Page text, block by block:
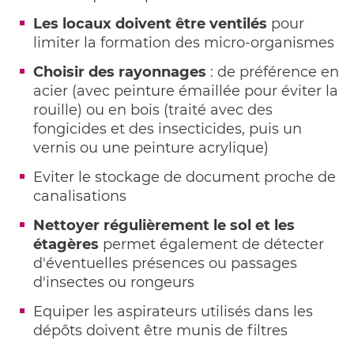
Les locaux doivent être ventilés pour
limiter la formation des micro-organismes
Choisir des rayonnages : de préférence en
acier (avec peinture émaillée pour éviter la
rouille) ou en bois (traité avec des
fongicides et des insecticides, puis un
vernis ou une peinture acrylique)
Eviter le stockage de document proche de
canalisations
Nettoyer régulièrement le sol et les
étagères permet également de détecter
d'éventuelles présences ou passages
d'insectes ou rongeurs
Equiper les aspirateurs utilisés dans les
dépôts doivent être munis de filtres